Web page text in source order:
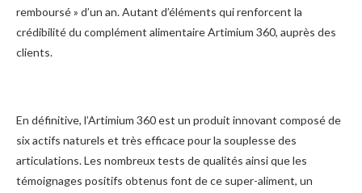
remboursé » d’un an. Autant d’éléments qui renforcent la
crédibilité du complément alimentaire Artimium 360, auprès des
clients.
En définitive, l’Artimium 360 est un produit innovant composé de
six actifs naturels et très efficace pour la souplesse des
articulations. Les nombreux tests de qualités ainsi que les
témoignages positifs obtenus font de ce super-aliment, un